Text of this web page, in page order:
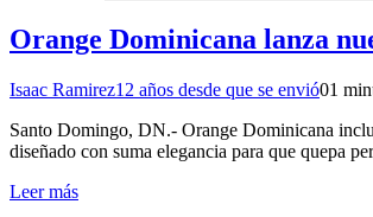
Orange Dominicana lanza
Isaac Ramirez12 años desde que se envió01
Santo Domingo, DN.- Orange Dominicana
diseñado con suma elegancia para que quepa
Leer más